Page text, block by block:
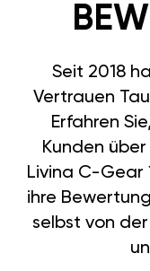
Seit 2018
Vertrauen
Erfahren
Kunden
Livina C-Gear
ihre
selbst von